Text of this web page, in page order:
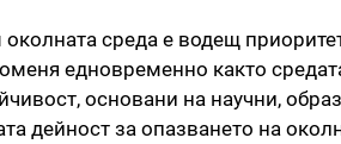
среда е водещ
едновременно както
основани на научни,
дейност за опазването на